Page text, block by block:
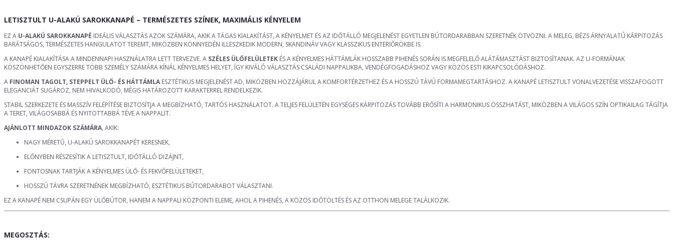
LETISZTULT U-ALAKÚ SAROKKANAPÉ – TERMÉSZETES SZÍNEK, MAXIMÁLIS KÉNYELEM
EZ A U-ALAKÚ SAROKKANAPÉ IDEÁLIS VÁLASZTÁS AZOK SZÁMÁRA, AKIK A TÁGAS KIALAKÍTÁST, A KÉNYELMET ÉS AZ IDŐTÁLLÓ MEGJELENÉST EGYETLEN BÚTORDARABBAN SZERETNÉK ÖTVÖZNI. A MELEG, BÉZS ÁRNYALATÚ KÁRPITOZÁS
BARÁTSÁGOS, TERMÉSZETES HANGULATOT TEREMT, MIKÖZBEN KÖNNYEDÉN ILLESZKEDIK MODERN, SKANDINÁV VAGY KLASSZIKUS ENTERIŐRÖKBE IS.
A KANAPÉ KIALAKÍTÁSA A MINDENNAPI HASZNÁLATRA LETT TERVEZVE. A SZÉLES ÜLŐFELÜLETEK ÉS A KÉNYELMES HÁTTÁMLÁK HOSSZABB PIHENÉS SORÁN IS MEGFELELŐ ALÁTÁMASZTÁST BIZTOSÍTANAK. AZ U-FORMÁNAK
KÖSZÖNHETŐEN EGYSZERRE TÖBB SZEMÉLY SZÁMÁRA KÍNÁL KÉNYELMES HELYET, ÍGY KIVÁLÓ VÁLASZTÁS CSALÁDI NAPPALIKBA, VENDÉGFOGADÁSHOZ VAGY KÖZÖS ESTI KIKAPCSOLÓDÁSHOZ.
A FINOMAN TAGOLT, STEPPELT ÜLŐ- ÉS HÁTTÁMLA ESZTÉTIKUS MEGJELENÉST AD, MIKÖZBEN HOZZÁJÁRUL A KOMFORTÉRZETHEZ ÉS A HOSSZÚ TÁVÚ FORMAMEGTARTÁSHOZ. A KANAPÉ LETISZTULT VONALVEZETÉSE VISSZAFOGOTT
ELEGANCIÁT SUGÁROZ, NEM HIVALKODÓ, MÉGIS HATÁROZOTT KARAKTERREL RENDELKEZIK.
STABIL SZERKEZETE ÉS MASSZÍV FELÉPÍTÉSE BIZTOSÍTJA A MEGBÍZHATÓ, TARTÓS HASZNÁLATOT. A TELJES FELÜLETÉN EGYSÉGES KÁRPITOZÁS TOVÁBB ERŐSÍTI A HARMONIKUS ÖSSZHATÁST, MIKÖZBEN A VILÁGOS SZÍN OPTIKAILAG TÁGÍTJA
A TERET, VILÁGOSABBÁ ÉS NYITOTTABBÁ TÉVE A NAPPALIT.
AJÁNLOTT MINDAZOK SZÁMÁRA, AKIK:
NAGY MÉRETŰ, U-ALAKÚ SAROKKANAPÉT KERESNEK,
ELŐNYBEN RÉSZESÍTIK A LETISZTULT, IDŐTÁLLÓ DIZÁJNT,
FONTOSNAK TARTJÁK A KÉNYELMES ÜLŐ- ÉS FEKVŐFELÜLETEKET,
HOSSZÚ TÁVRA SZERETNÉNEK MEGBÍZHATÓ, ESZTÉTIKUS BÚTORDARABOT VÁLASZTANI.
EZ A KANAPÉ NEM CSUPÁN EGY ÜLŐBÚTOR, HANEM A NAPPALI KÖZPONTI ELEME, AHOL A PIHENÉS, A KÖZÖS IDŐTÖLTÉS ÉS AZ OTTHON MELEGE TALÁLKOZIK.
MEGOSZTÁS: